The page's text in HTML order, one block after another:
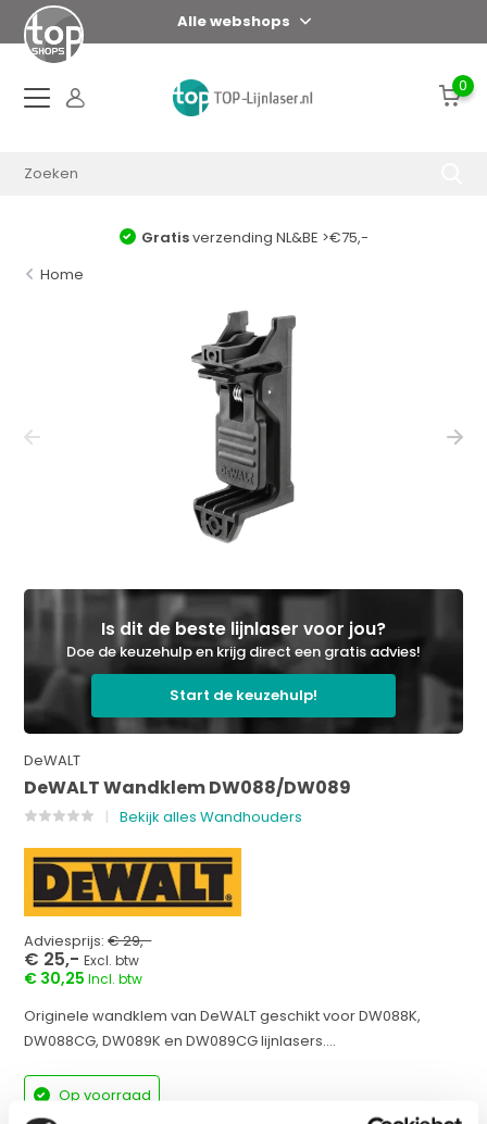
Alle webshops
0
Gratisverzending NL&BE >€75,-
Home
Is dit de beste lijnlaser voor jou?
Doe de keuzehulp en krijg direct een gratis advies!
Start de keuzehulp!
DeWALT
DeWALT Wandklem DW088/DW089
Bekijk alles Wandhouders
Adviesprijs:€ 29,-
€ 25,-Excl. btw
€ 30,25Incl. btw
Originele wandklem van DeWALT geschikt voor DW088K,
DW088CG, DW089K en DW089CG lijnlasers....
Op voorraad